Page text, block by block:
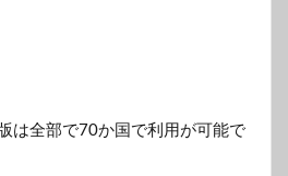
は全部で70か国で利用が可能で